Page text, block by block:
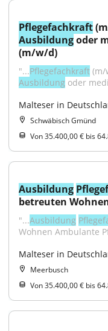
Pflegefachkraft
Ausbildung oder
(m/w/d)
"...Pflegefachkraft
Ausbildung oder
Malteser in
Schwäbisch Gmünd
Von 35.400,00 € bis
Ausbildung
betreuten
"...Ausbildung
Wohnen Ambulante
Malteser in
Meerbusch
Von 35.400,00 € bis